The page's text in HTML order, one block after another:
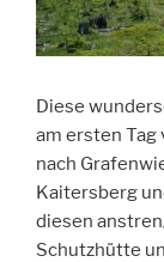
Diese
am ersten Tag
nach
Kaitersberg
diesen
Schutzhütte